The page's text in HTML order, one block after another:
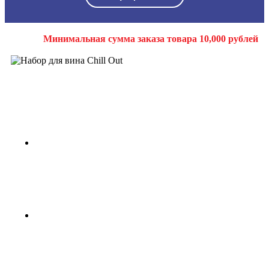
Минимальная сумма заказа товара 10,000 рублей